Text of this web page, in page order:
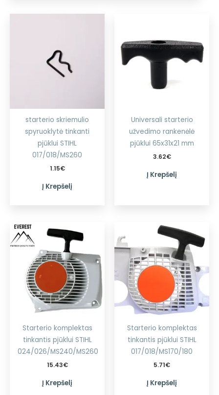
starterio skriemulio
spyruoklytė tinkanti
pjūklui STIHL
017/018/MS260
1.15€
Į Krepšelį
Universali starterio
užvedimo rankenėlė
pjūklui 65x31x21 mm
3.62€
Į Krepšelį
Starterio komplektas
tinkantis pjūklui STIHL
024/026/MS240/MS260
15.43€
Į Krepšelį
Starterio komplektas
tinkantis pjūklui STIHL
017/018/MS170/180
5.71€
Į Krepšelį